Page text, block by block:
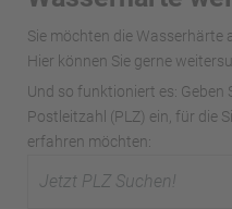
Sie möchten die Wasserhärte
Hier können Sie gerne
Und so funktioniert es: Geben
Postleitzahl (PLZ) ein, für die
erfahren möchten: